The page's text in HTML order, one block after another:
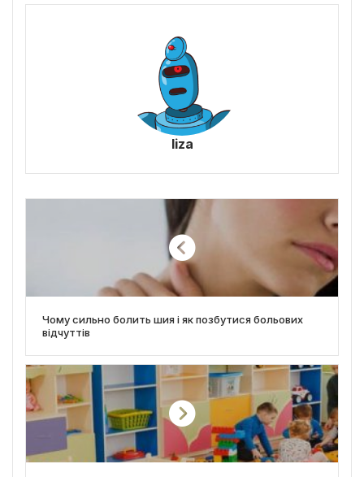
liza
Чому сильно болить шия і як позбутися больових
відчуттів